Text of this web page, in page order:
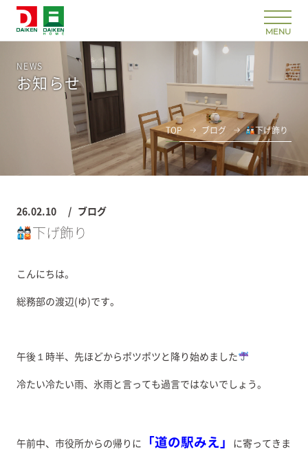
NEWS
お知らせ
TOP ブログ 下げ飾り
26.02.10 ブログ
下げ飾り
こんにちは。
総務部の渡辺(ゆ)です。
午後１時半、先ほどからポツポツと降り始めました
冷たい冷たい雨、氷雨と言っても過言ではないでしょう。
午前中、市役所からの帰りに 「道の駅みえ」
に寄ってきま